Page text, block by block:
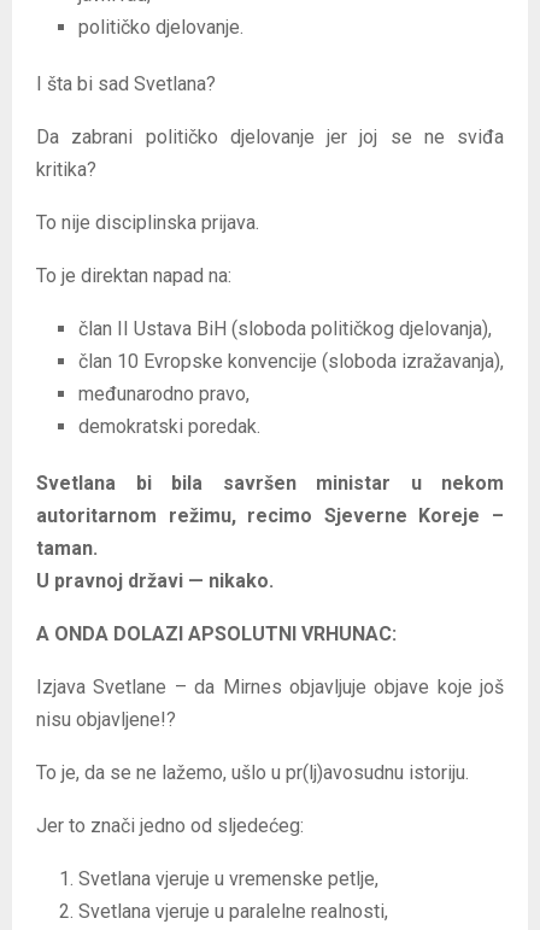
političko djelovanje.
I šta bi sad Svetlana?
Da zabrani političko djelovanje jer joj se ne sviđa
kritika?
To nije disciplinska prijava.
To je direktan napad na:
član II Ustava BiH (sloboda političkog djelovanja),
član 10 Evropske konvencije (sloboda izražavanja),
međunarodno pravo,
demokratski poredak.
Svetlana bi bila savršen ministar u nekom
autoritarnom režimu, recimo Sjeverne Koreje –
taman.
U pravnoj državi — nikako.
A ONDA DOLAZI APSOLUTNI VRHUNAC:
Izjava Svetlane – da Mirnes objavljuje objave koje još
nisu objavljene!?
To je, da se ne lažemo, ušlo u pr(lj)avosudnu istoriju.
Jer to znači jedno od sljedećeg:
Svetlana vjeruje u vremenske petlje,
Svetlana vjeruje u paralelne realnosti,